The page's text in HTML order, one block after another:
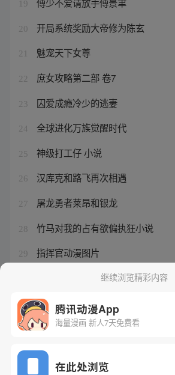
19
20 开局系统奖励大帝修为陈玄
21 魅宠天下女尊
22 庶女攻略第二部 卷7
23 囚爱成瘾冷少的逃妻
24 全球进化万族觉醒时代
25 神级打工仔 小说
26 汉库克和路飞再次相遇
27 屠龙勇者莱昂和银龙
28 竹马对我的占有欲偏执狂小说
29 指挥官动漫图片
继续浏览精彩内容
腾讯动漫App
海量漫画 新人7天免费看
在此处浏览
网站备案/许可证号：粤B2-